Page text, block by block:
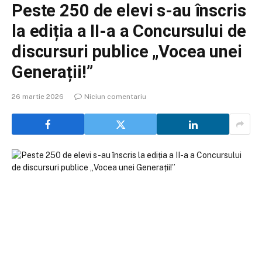
Peste 250 de elevi s-au înscris
la ediția a II-a a Concursului de
discursuri publice „Vocea unei
Generații!”
26 martie 2026 Niciun comentariu